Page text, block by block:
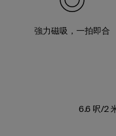
強力磁吸，一拍即合
6.6 呎/2